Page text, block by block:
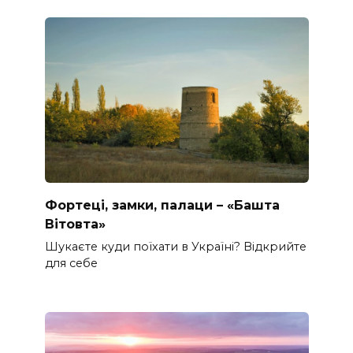
Фортеці, замки, палаци – «Башта
Вітовта»
Шукаєте куди поїхати в Україні? Відкрийте
для себе